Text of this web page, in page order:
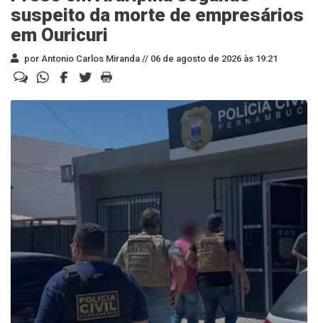
suspeito da morte de empresários
em Ouricuri
por Antonio Carlos Miranda // 06 de agosto de 2026 às 19:21